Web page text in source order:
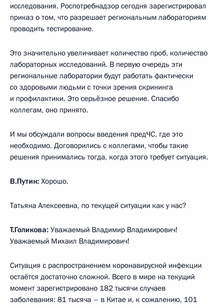
исследования. Роспотребнадзор сегодня зарегистрировал
приказ о том, что разрешает региональным лабораториям
проводить тестирование.
Это значительно увеличивает количество проб, количество
лабораторных исследований. В первую очередь эти
региональные лаборатории будут работать фактически
со здоровыми людьми с точки зрения скрининга
и профилактики. Это серьёзное решение. Спасибо
коллегам, оно принято.
И мы обсуждали вопросы введения предЧС, где это
необходимо. Договорились с коллегами, чтобы такие
решения принимались тогда, когда этого требует ситуация.
В.Путин: Хорошо.
Татьяна Алексеевна, по текущей ситуации как у нас?
Т.Голикова: Уважаемый Владимир Владимирович!
Уважаемый Михаил Владимирович!
Ситуация с распространением коронавирусной инфекции
остаётся достаточно сложной. Всего в мире на текущий
момент зарегистрировано 182 тысячи случаев
заболевания: 81 тысяча – в Китае и, к сожалению, 101